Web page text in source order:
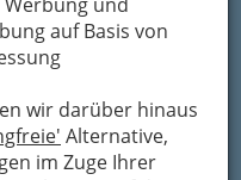
auf Basis von
wir darüber hinaus
Alternative,
im Zuge Ihrer
Erinnerungen
habe mir Coffee
ehren, und will
Der Türmer hat
wachte darüber
Christ!Ich hab
Lieder, die man